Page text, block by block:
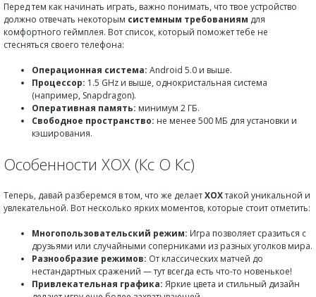
Перед тем как начинать играть, важно понимать, что твое устройство
должно отвечать некоторым системным требованиям для
комфортного геймплея. Вот список, который поможет тебе не
стесняться своего телефона:
Операционная система: Android 5.0 и выше.
Процессор: 1.5 GHz и выше, однокристальная система
(например, Snapdragon).
Оперативная память: минимум 2 ГБ.
Свободное пространство: не менее 500 МБ для установки и
кэширования.
Особенности XOX (Кс О Кс)
Теперь, давай разберемся в том, что же делаетXOXтакой уникальной и
увлекательной. Вот несколько ярких моментов, которые стоит отметить:
Многопользовательский режим: Игра позволяет сразиться с
друзьями или случайными соперниками из разных уголков мира.
Разнообразие режимов: От классических матчей до
нестандартных сражений — тут всегда есть что-то новенькое!
Привлекательная графика: Яркие цвета и стильный дизайн